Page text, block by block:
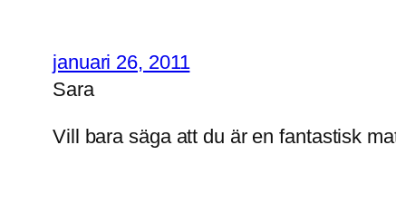
januari 26, 2011
Sara
Vill bara säga att du är en fantastisk